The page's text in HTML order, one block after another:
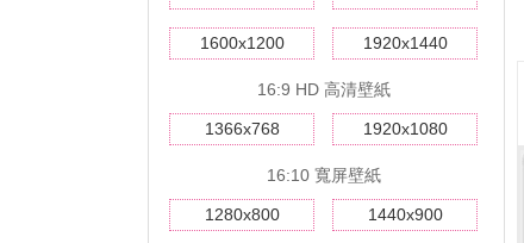
1600x1200 1920x1440
16:9 HD 高清壁紙
1366x768 1920x1080
16:10 寬屏壁紙
1280x800 1440x900